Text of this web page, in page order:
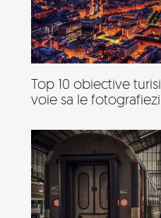
Top 10 obiective
voie sa le fotografiezi